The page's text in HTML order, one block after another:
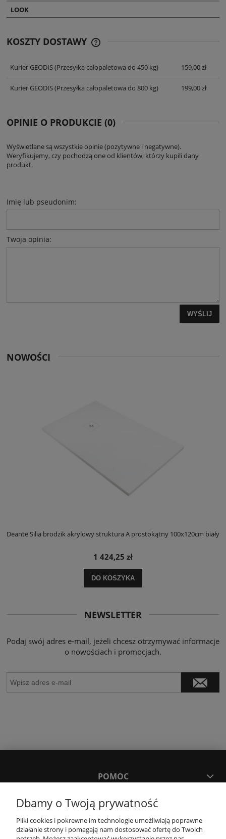
LOOK
KOSZTY DOSTAWY
Kurier GEODIS(Przesyłka całopaletowa do 450 kg) 159,00 zł
Kurier GEODIS(Przesyłka całopaletowa do 800 kg) 199,00 zł
OPINIE O PRODUKCIE (0)
Wyświetlane są wszystkie opinie (pozytywne i negatywne).
Weryfikujemy, czy pochodzą one od klientów, którzy kupili dany
produkt.
Imię lub pseudonim:
Twoja opinia:
WYŚLIJ
NOWOŚCI
Deante Silia brodzik akrylowy struktura A prostokątny 100x120cm biały
1 424,25 zł
DO KOSZYKA
NEWSLETTER
Podaj swój adres e-mail, jeżeli chcesz otrzymywać informacje
o nowościach i promocjach.
POMOC
MOJE KONTO
Dbamy o Twoją prywatność
Pliki cookies i pokrewne im technologie umożliwiają poprawne
działanie strony i pomagają nam dostosować ofertę do Twoich